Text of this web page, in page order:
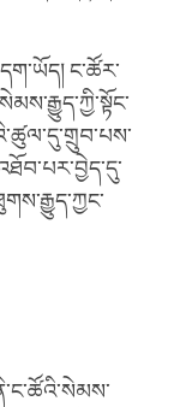
ང་ཚོར་